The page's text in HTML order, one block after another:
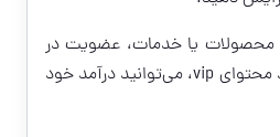
محصولات یا خدمات، عضویت در
برنامه‌های وابسته و تولید محتوای vip، می‌توانید درآمد خود